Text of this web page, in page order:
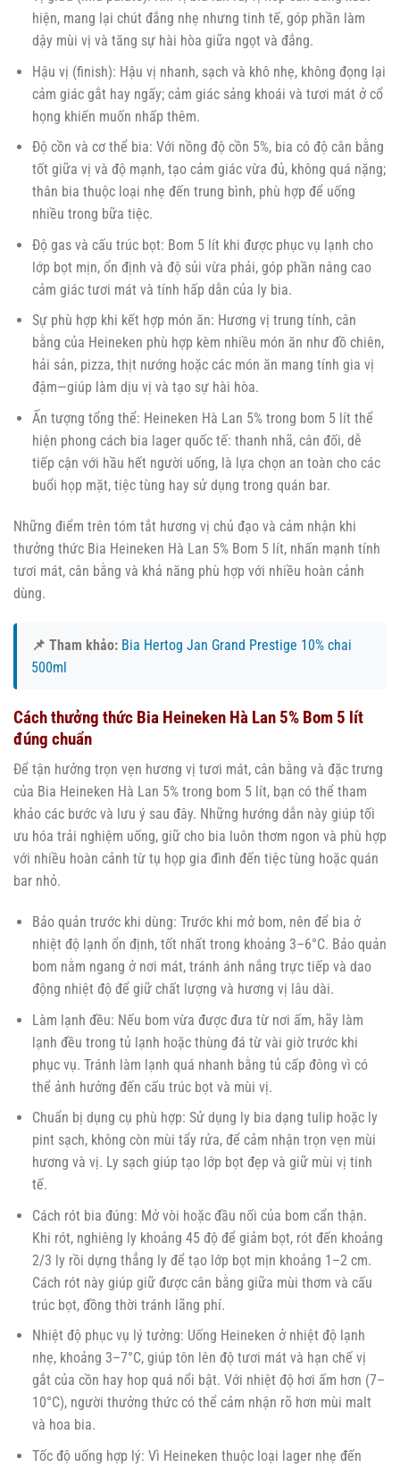
hiện, mang lại chút đắng nhẹ nhưng tinh tế, góp phần làm
dậy mùi vị và tăng sự hài hòa giữa ngọt và đắng.
Hậu vị (finish): Hậu vị nhanh, sạch và khô nhẹ, không đọng lại
cảm giác gắt hay ngấy; cảm giác sảng khoái và tươi mát ở cổ
họng khiến muốn nhấp thêm.
Độ cồn và cơ thể bia: Với nồng độ cồn 5%, bia có độ cân bằng
tốt giữa vị và độ mạnh, tạo cảm giác vừa đủ, không quá nặng;
thân bia thuộc loại nhẹ đến trung bình, phù hợp để uống
nhiều trong bữa tiệc.
Độ gas và cấu trúc bọt: Bom 5 lít khi được phục vụ lạnh cho
lớp bọt mịn, ổn định và độ sủi vừa phải, góp phần nâng cao
cảm giác tươi mát và tính hấp dẫn của ly bia.
Sự phù hợp khi kết hợp món ăn: Hương vị trung tính, cân
bằng của Heineken phù hợp kèm nhiều món ăn như đồ chiên,
hải sản, pizza, thịt nướng hoặc các món ăn mang tính gia vị
đậm—giúp làm dịu vị và tạo sự hài hòa.
Ấn tượng tổng thể: Heineken Hà Lan 5% trong bom 5 lít thể
hiện phong cách bia lager quốc tế: thanh nhã, cân đối, dễ
tiếp cận với hầu hết người uống, là lựa chọn an toàn cho các
buổi họp mặt, tiệc tùng hay sử dụng trong quán bar.
Những điểm trên tóm tắt hương vị chủ đạo và cảm nhận khi
thưởng thức Bia Heineken Hà Lan 5% Bom 5 lít, nhấn mạnh tính
tươi mát, cân bằng và khả năng phù hợp với nhiều hoàn cảnh
dùng.
📌 Tham khảo: Bia Hertog Jan Grand Prestige 10% chai
500ml
Cách thưởng thức Bia Heineken Hà Lan 5% Bom 5 lít
đúng chuẩn
Để tận hưởng trọn vẹn hương vị tươi mát, cân bằng và đặc trưng
của Bia Heineken Hà Lan 5% trong bom 5 lít, bạn có thể tham
khảo các bước và lưu ý sau đây. Những hướng dẫn này giúp tối
ưu hóa trải nghiệm uống, giữ cho bia luôn thơm ngon và phù hợp
với nhiều hoàn cảnh từ tụ họp gia đình đến tiệc tùng hoặc quán
bar nhỏ.
Bảo quản trước khi dùng: Trước khi mở bom, nên để bia ở
nhiệt độ lạnh ổn định, tốt nhất trong khoảng 3–6°C. Bảo quản
bom nằm ngang ở nơi mát, tránh ánh nắng trực tiếp và dao
động nhiệt độ để giữ chất lượng và hương vị lâu dài.
Làm lạnh đều: Nếu bom vừa được đưa từ nơi ấm, hãy làm
lạnh đều trong tủ lạnh hoặc thùng đá từ vài giờ trước khi
phục vụ. Tránh làm lạnh quá nhanh bằng tủ cấp đông vì có
thể ảnh hưởng đến cấu trúc bọt và mùi vị.
Chuẩn bị dụng cụ phù hợp: Sử dụng ly bia dạng tulip hoặc ly
pint sạch, không còn mùi tẩy rửa, để cảm nhận trọn vẹn mùi
hương và vị. Ly sạch giúp tạo lớp bọt đẹp và giữ mùi vị tinh
tế.
Cách rót bia đúng: Mở vòi hoặc đầu nối của bom cẩn thận.
Khi rót, nghiêng ly khoảng 45 độ để giảm bọt, rót đến khoảng
2/3 ly rồi dựng thẳng ly để tạo lớp bọt mịn khoảng 1–2 cm.
Cách rót này giúp giữ được cân bằng giữa mùi thơm và cấu
trúc bọt, đồng thời tránh lãng phí.
Nhiệt độ phục vụ lý tưởng: Uống Heineken ở nhiệt độ lạnh
nhẹ, khoảng 3–7°C, giúp tôn lên độ tươi mát và hạn chế vị
gắt của cồn hay hop quá nổi bật. Với nhiệt độ hơi ấm hơn (7–
10°C), người thưởng thức có thể cảm nhận rõ hơn mùi malt
và hoa bia.
Tốc độ uống hợp lý: Vì Heineken thuộc loại lager nhẹ đến